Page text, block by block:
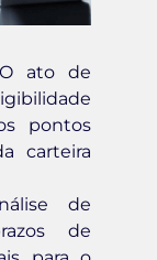
ato de
pontos
carteira
de
de